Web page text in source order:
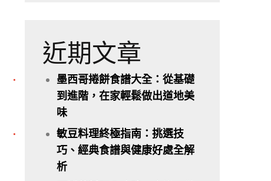
近期文章
墨西哥捲餅食譜大全：從基礎
到進階，在家輕鬆做出道地美
味
敏豆料理終極指南：挑選技
巧、經典食譜與健康好處全解
析